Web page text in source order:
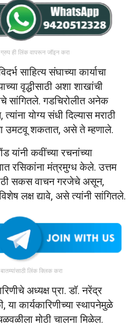
ही लिंक वापरून जॉइन करा
साहित्य संघाच्या कार्याचा
वृद्धीसाठी अशा शाखांची
सांगितले. गडचिरोलीत अनेक
योग्य संधी दिल्यास मराठी
उमटवू शकतात, असे ते म्हणाले.
यांनी कवींच्या रचनांच्या
रसिकांना मंत्रमुग्ध केले. उत्तम
सकस वाचन गरजेचे असून,
लक्ष द्यावे, असे त्यांनी सांगितले.
लिंक क्लिक करा
अध्यक्ष प्रा. डॉ. नरेंद्र
कार्यकारिणीच्या स्थापनेमुळे
मोठी चालना मिळेल.